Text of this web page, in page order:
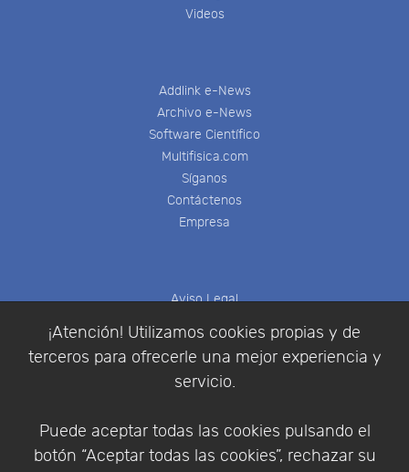
¡Atención! Utilizamos cookies propias y de
terceros para ofrecerle una mejor experiencia y
servicio.
Puede aceptar todas las cookies pulsando el
botón “Aceptar todas las cookies”, rechazar su
Videos
Addlink e-News
Archivo e-News
Software Científico
Multifisica.com
Síganos
Contáctenos
Empresa
Aviso Legal
Política de Privacidad
Condiciones de compra
Identificarse